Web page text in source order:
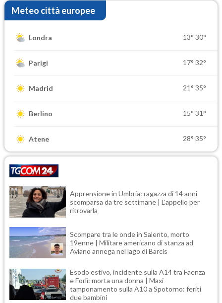
Meteo città europee
Londra 13° 30°
Parigi 17° 32°
Madrid 21° 35°
Berlino 15° 31°
Atene 28° 35°
Apprensione in Umbria: ragazza di 14 anni
scomparsa da tre settimane | L'appello per
ritrovarla
Scompare tra le onde in Salento, morto
19enne | Militare americano di stanza ad
Aviano annega nel lago di Barcis
Esodo estivo, incidente sulla A14 tra Faenza
e Forlì: morta una donna | Maxi
tamponamento sulla A10 a Spotorno: feriti
due bambini